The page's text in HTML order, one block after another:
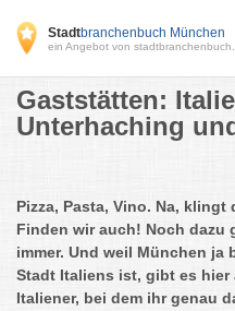
Stadtbranchenbuch München
ein Angebot von
Gaststätten:
Unterhaching
Pizza, Pasta, Vino. Na,
Finden wir auch! Noch dazu
immer. Und weil München
Stadt Italiens ist, gibt es hier
Italiener, bei dem ihr genau